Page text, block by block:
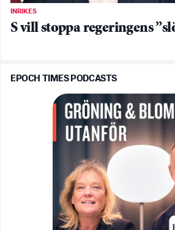
INRIKES
S vill stoppa regeringens
EPOCH TIMES PODCASTS